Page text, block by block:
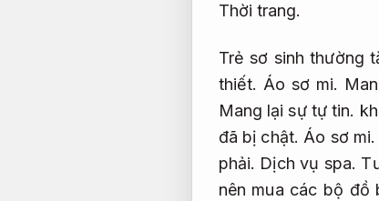
Thời trang.
Trẻ sơ sinh thường
thiết. Áo sơ mi.
Mang lại sự tự tin.
đã bị chật.Áo sơ mi.
phải. Dịch vụ spa.
nên mua các bộ đồ